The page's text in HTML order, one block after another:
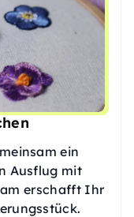
ein
Ausflug mit
erschafft Ihr